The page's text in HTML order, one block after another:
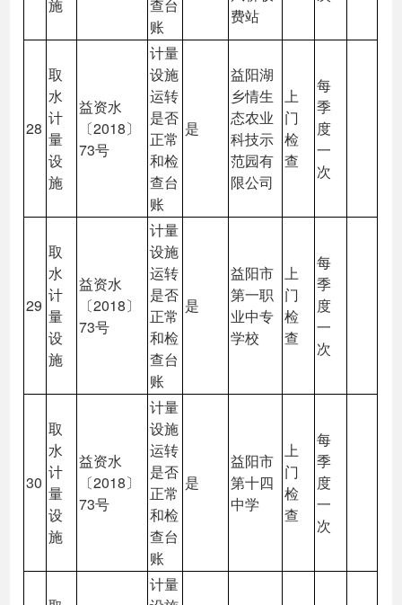
施
查台
账
费站
28
取
水
计
量
设
施
益资水
〔2018〕
73号
计量
设施
运转
是否
正常
和检
查台
账
是
益阳湖
乡情生
态农业
科技示
范园有
限公司
上
门
检
查
每
季
度
一
次
29
取
水
计
量
设
施
益资水
〔2018〕
73号
计量
设施
运转
是否
正常
和检
查台
账
是
益阳市
第一职
业中专
学校
上
门
检
查
每
季
度
一
次
30
取
水
计
量
设
施
益资水
〔2018〕
73号
计量
设施
运转
是否
正常
和检
查台
账
是
益阳市
第十四
中学
上
门
检
查
每
季
度
一
次
计量